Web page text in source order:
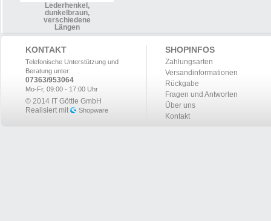
Lederhenkel,
dunkelbraun,
verschiedene
Längen
KONTAKT
Telefonische Unterstützung und
Beratung unter:
07363/953064
Mo-Fr, 09:00 - 17:00 Uhr
© 2014 IT Göttle GmbH
Realisiert mit
Shopware
SHOPINFOS
Zahlungsarten
Versandinformationen
Rückgabe
Fragen und Antworten
Über uns
Kontakt